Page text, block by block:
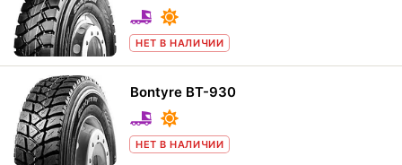
НЕТ В НАЛИЧИИ
Bontyre BT-930
НЕТ В НАЛИЧИИ